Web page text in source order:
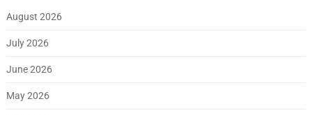
August 2026
July 2026
June 2026
May 2026